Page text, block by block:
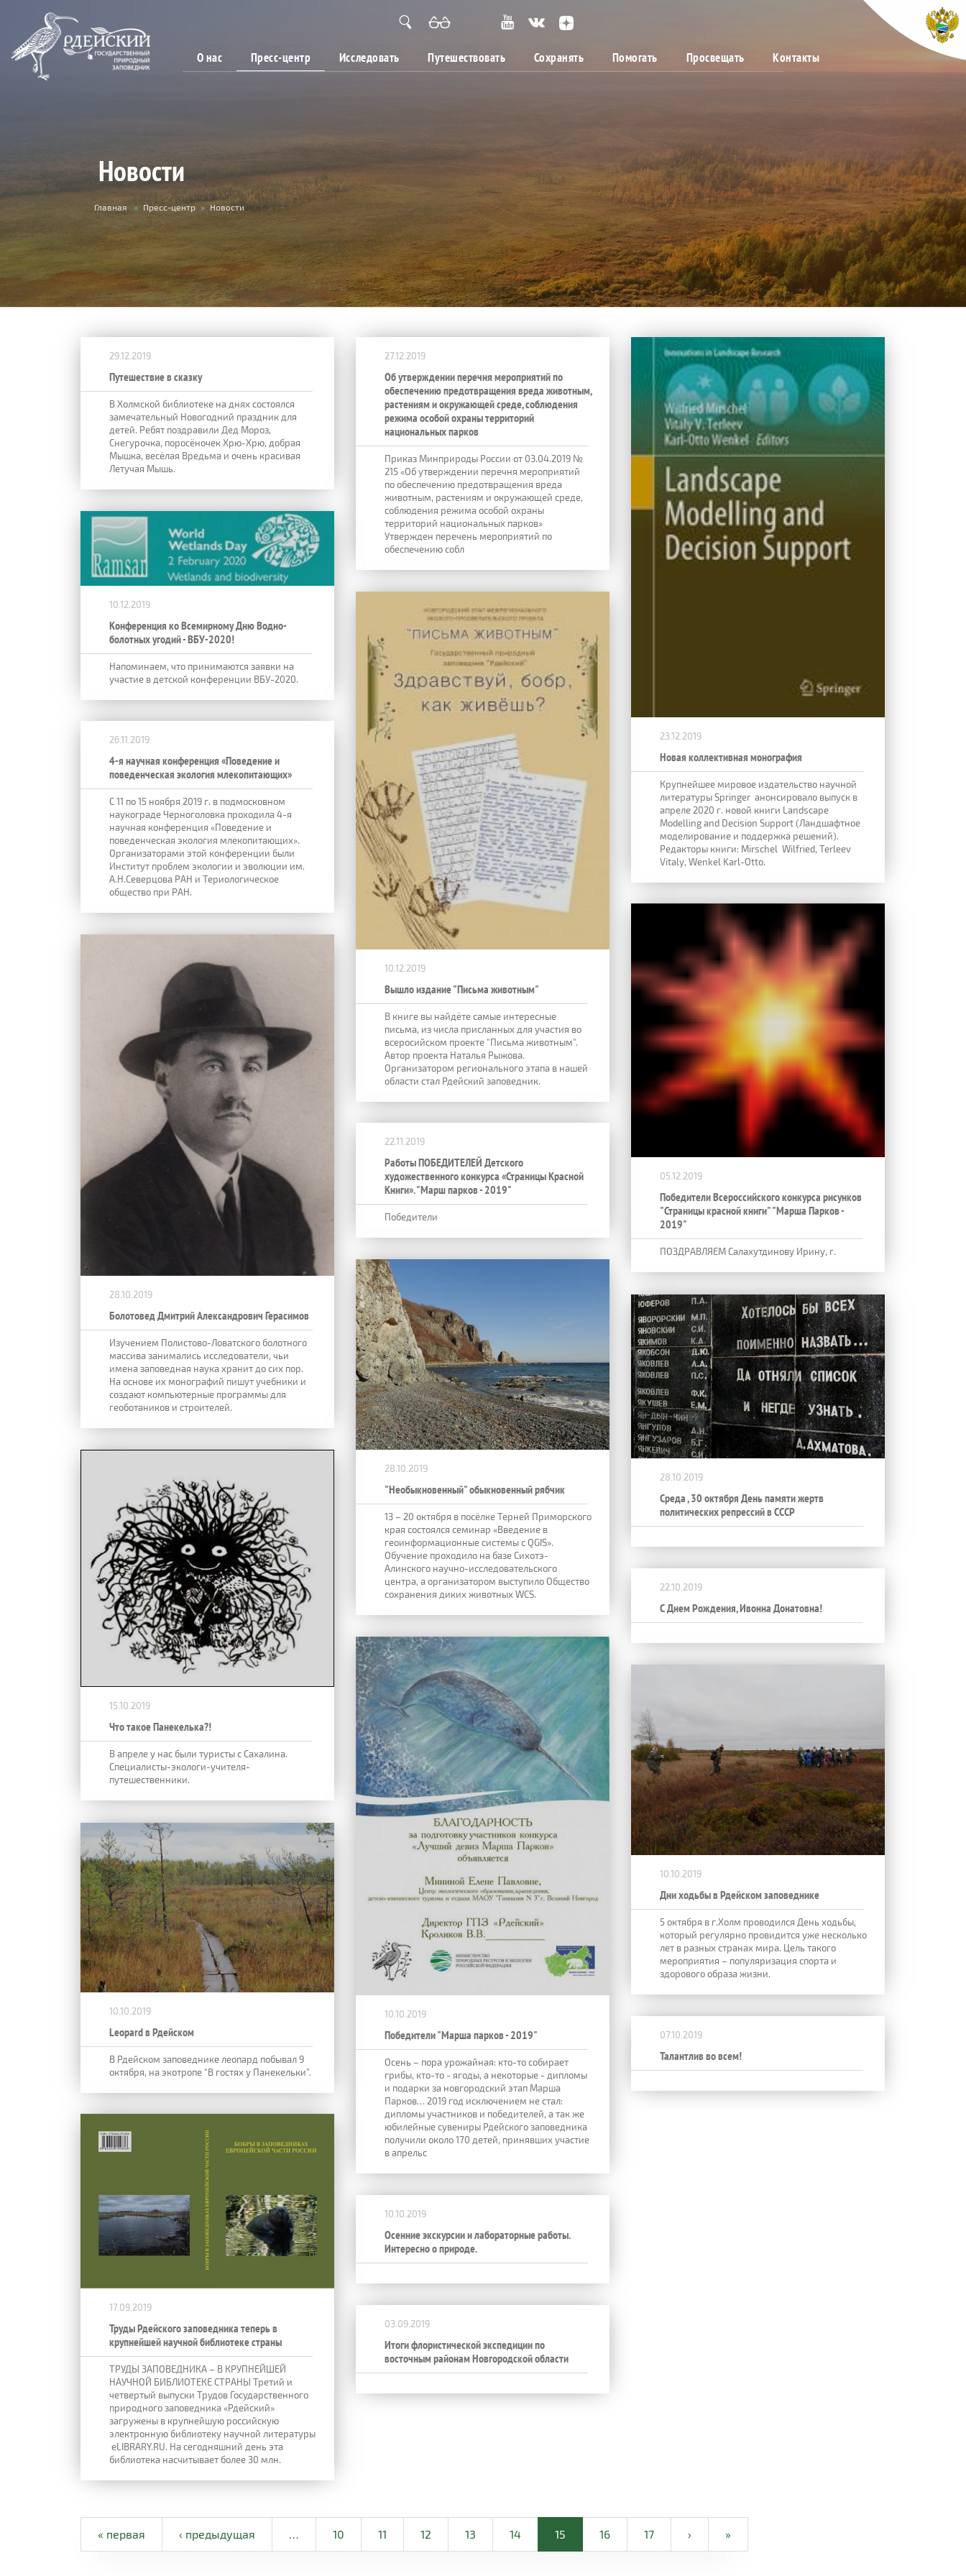
О нас Пресс-центр Исследовать Путешествовать Сохранять Помогать Просвещать Контакты
Новости
Вы
здесь
Главная » Пресс-центр » Новости
29.12.2019
Путешествие в сказку
В Холмской библиотеке на днях состоялся
замечательный Новогодний праздник для
детей. Ребят поздравили Дед Мороз,
Снегурочка, поросёночек Хрю-Хрю, добрая
Мышка, весёлая Вредьма и очень красивая
Летучая Мышь.
27.12.2019
Об утверждении перечня мероприятий по
обеспечению предотвращения вреда животным,
растениям и окружающей среде, соблюдения
режима особой охраны территорий
национальных парков
Приказ Минприроды России от 03.04.2019 №
215 «Об утверждении перечня мероприятий
по обеспечению предотвращения вреда
животным, растениям и окружающей среде,
соблюдения режима особой охраны
территорий национальных парков»
Утвержден перечень мероприятий по
обеспечению собл
23.12.2019
Новая коллективная монография
Крупнейшее мировое издательство научной
литературы Springer анонсировало выпуск в
апреле 2020 г. новой книги Landscape
Modelling and Decision Support (Ландшафтное
моделирование и поддержка решений).
Редакторы книги: Mirschel Wilfried, Terleev
Vitaly, Wenkel Karl-Otto.
10.12.2019
Конференция ко Всемирному Дню Водно-
болотных угодий - ВБУ-2020!
Напоминаем, что принимаются заявки на
участие в детской конференции ВБУ-2020.
10.12.2019
Вышло издание "Письма животным"
В книге вы найдёте самые интересные
письма, из числа присланных для участия во
всеросийском проекте "Письма животным".
Автор проекта Наталья Рыжова.
Организатором регионального этапа в нашей
области стал Рдейский заповедник.
05.12.2019
Победители Всероссийского конкурса рисунков
"Страницы красной книги" "Марша Парков -
2019"
ПОЗДРАВЛЯЕМ Салахутдинову Ирину, г.
26.11.2019
4-я научная конференция «Поведение и
поведенческая экология млекопитающих»
С 11 по 15 ноября 2019 г. в подмосковном
наукограде Черноголовка проходила 4-я
научная конференция «Поведение и
поведенческая экология млекопитающих».
Организаторами этой конференции были
Институт проблем экологии и эволюции им.
А.Н.Северцова РАН и Териологическое
общество при РАН.
22.11.2019
Работы ПОБЕДИТЕЛЕЙ Детского
художественного конкурса «Страницы Красной
Книги». "Марш парков - 2019"
Победители
28.10.2019
Среда , 30 октября День памяти жертв
политических репрессий в СССР
28.10.2019
Болотовед Дмитрий Александрович Герасимов
Изучением Полистово-Ловатского болотного
массива занимались исследователи, чьи
имена заповедная наука хранит до сих пор.
На основе их монографий пишут учебники и
создают компьютерные программы для
геоботаников и строителей.
28.10.2019
"Необыкновенный" обыкновенный рябчик
13 – 20 октября в посёлке Терней Приморского
края состоялся семинар «Введение в
геоинформационные системы с QGIS».
Обучение проходило на базе Сихотэ-
Алинского научно-исследовательского
центра, а организатором выступило Общество
сохранения диких животных WCS.
22.10.2019
С Днем Рождения, Ивонна Донатовна!
15.10.2019
Что такое Панекелька?!
В апреле у нас были туристы с Сахалина.
Специалисты-экологи-учителя-
путешественники.
10.10.2019
Победители "Марша парков - 2019"
Осень – пора урожайная: кто-то собирает
грибы, кто-то - ягоды, а некоторые - дипломы
и подарки за новгородский этап Марша
Парков… 2019 год исключением не стал:
дипломы участников и победителей, а так же
юбилейные сувениры Рдейского заповедника
получили около 170 детей, принявших участие
в апрельс
10.10.2019
Дни ходьбы в Рдейском заповеднике
5 октября в г.Холм проводился День ходьбы,
который регулярно провидится уже несколько
лет в разных странах мира. Цель такого
мероприятия – популяризация спорта и
здорового образа жизни.
10.10.2019
Leopard в Рдейском
В Рдейском заповеднике леопард побывал 9
октября, на экотропе "В гостях у Панекельки".
10.10.2019
Осенние экскурсии и лабораторные работы.
Интересно о природе.
07.10.2019
Талантлив во всем!
17.09.2019
Труды Рдейского заповедника теперь в
крупнейшей научной библиотеке страны
ТРУДЫ ЗАПОВЕДНИКА – В КРУПНЕЙШЕЙ
НАУЧНОЙ БИБЛИОТЕКЕ СТРАНЫ Третий и
четвертый выпуски Трудов Государственного
природного заповедника «Рдейский»
загружены в крупнейшую российскую
электронную библиотеку научной литературы
eLIBRARY.RU. На сегодняшний день эта
библиотека насчитывает более 30 млн.
03.09.2019
Итоги флористической экспедиции по
восточным районам Новгородской области
« первая ‹ предыдущая 10 11 12 13 14 15 16 17 › »